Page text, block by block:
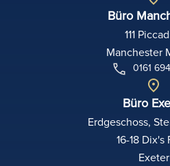
Büro
111
Manchester
0161
Büro
Erdgeschoss,
16-18 Dix's
Exeter